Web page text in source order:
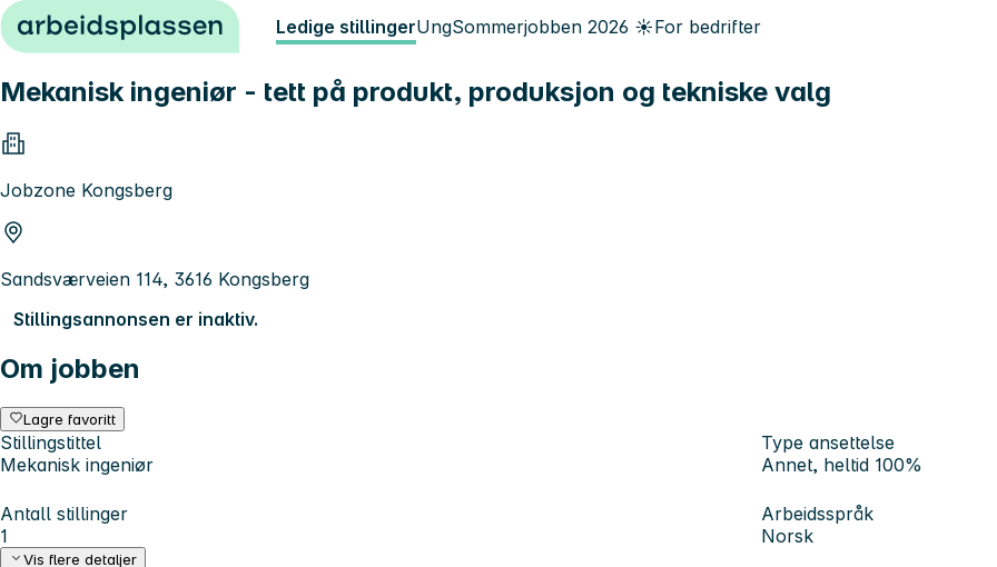
Hopp til innhold Ledige stillingerUngSommerjobben 2026 ☀️For bedrifter
Mekanisk ingeniør - tett på produkt, produksjon og tekniske valg
Jobzone Kongsberg
Sandsværveien 114, 3616 Kongsberg
Stillingsannonsen er inaktiv.
Om jobben
Lagre favoritt
Stillingstittel
Mekanisk ingeniør
Type ansettelse
Annet, heltid 100%
Antall stillinger
1
Arbeidsspråk
Norsk
Vis flere detaljer